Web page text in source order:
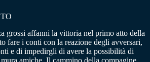
grossi affanni la vittoria nel primo atto della
fare i conti con la reazione degli avversari,
e di impedirgli di avere la possibilità di
amiche. Il cammino della compagine